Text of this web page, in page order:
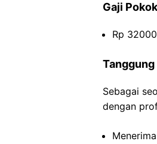
Gaji Pokok
Rp
Sebagai
dengan